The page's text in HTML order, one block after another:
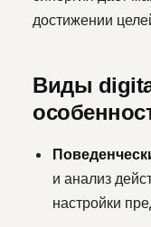
достижении
Виды
и анализ
настройки